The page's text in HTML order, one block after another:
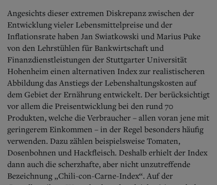
Angesichts dieser extremen Diskrepanz zwischen der
Entwicklung vieler Lebensmittelpreise und der
Inflationsrate haben Jan Swiatkowski und Marius Puke
von den Lehrstühlen für Bankwirtschaft und
Finanzdienstleistungen der Stuttgarter Universität
Hohenheim einen alternativen Index zur realistischeren
Abbildung das Anstiegs der Lebenshaltungskosten auf
dem Gebiet der Ernährung entwickelt. Der berücksichtigt
vor allem die Preisentwicklung bei den rund 70
Produkten, welche die Verbraucher – allen voran jene mit
geringerem Einkommen – in der Regel besonders häufig
verwenden. Dazu zählen beispielsweise Tomaten,
Dosenbohnen und Hackfleisch. Deshalb erhielt der Index
dann auch die scherzhafte, aber nicht unzutreffende
Bezeichnung „Chili-con-Carne-Index“. Auf der